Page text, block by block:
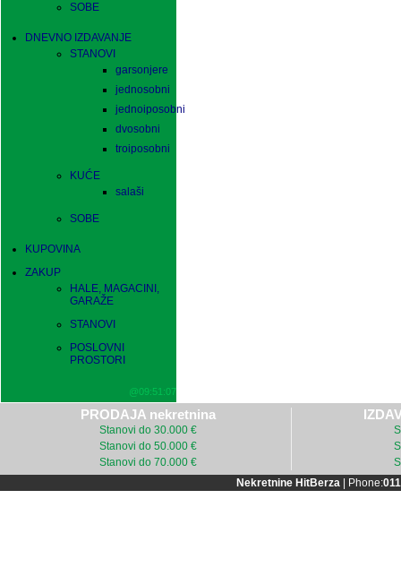
SOBE
DNEVNO IZDAVANJE
STANOVI
garsonjere
jednosobni
jednoiposobni
dvosobni
troiposobni
KUĆE
salaši
SOBE
KUPOVINA
ZAKUP
HALE, MAGACINI,
GARAŽE
STANOVI
POSLOVNI
PROSTORI
@09:51:07
PRODAJA nekretnina
Stanovi do 30.000 €
Stanovi do 50.000 €
Stanovi do 70.000 €
Nekretnine HitBerza| Phone: